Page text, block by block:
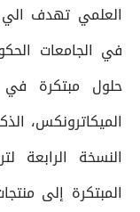
العلمي تهدف الي
في الجامعات
حلول مبتكرة في
الميكاترونكس،
النسخة الرابعة
المبتكرة إلى